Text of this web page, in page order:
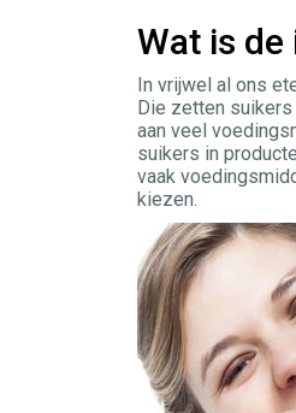
Wat is
In vrijwel al ons
Die zetten
aan veel
suikers in
vaak
kiezen.